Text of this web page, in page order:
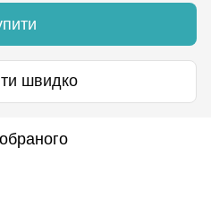
швидко